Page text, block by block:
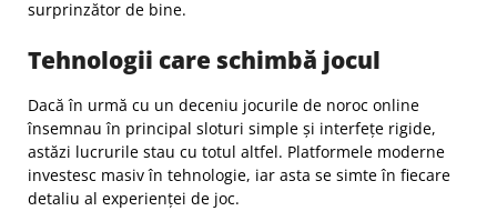
surprinzător de bine.
Tehnologii care schimbă jocul
Dacă în urmă cu un deceniu jocurile de noroc online
însemnau în principal sloturi simple și interfețe rigide,
astăzi lucrurile stau cu totul altfel. Platformele moderne
investesc masiv în tehnologie, iar asta se simte în fiecare
detaliu al experienței de joc.